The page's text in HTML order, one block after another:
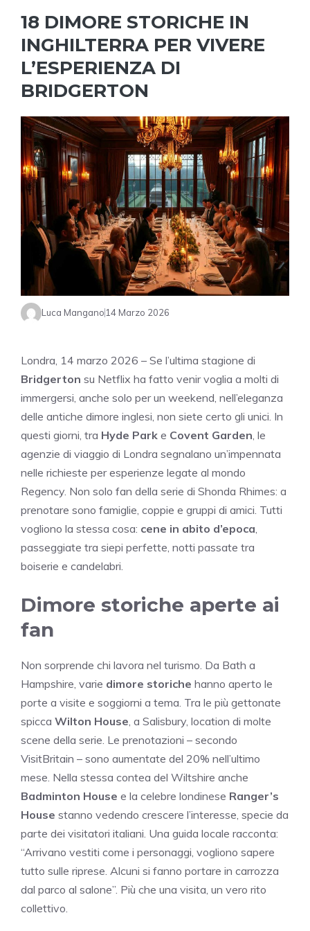
18 DIMORE STORICHE IN
INGHILTERRA PER VIVERE
L’ESPERIENZA DI
BRIDGERTON
Luca Mangano14 Marzo 2026
Londra, 14 marzo 2026 – Se l’ultima stagione di
Bridgerton su Netflix ha fatto venir voglia a molti di
immergersi, anche solo per un weekend, nell’eleganza
delle antiche dimore inglesi, non siete certo gli unici. In
questi giorni, tra Hyde Park e Covent Garden , le
agenzie di viaggio di Londra segnalano un’impennata
nelle richieste per esperienze legate al mondo
Regency. Non solo fan della serie di Shonda Rhimes: a
prenotare sono famiglie, coppie e gruppi di amici. Tutti
vogliono la stessa cosa: cene in abito d’epoca
passeggiate tra siepi perfette, notti passate tra
boiserie e candelabri.
Dimore storiche aperte ai
fan
Non sorprende chi lavora nel turismo. Da Bath a
Hampshire, varie dimore storiche hanno aperto le
porte a visite e soggiorni a tema. Tra le più gettonate
spicca Wilton House , a Salisbury, location di molte
scene della serie. Le prenotazioni – secondo
VisitBritain – sono aumentate del 20% nell’ultimo
mese. Nella stessa contea del Wiltshire anche
Badminton House e la celebre londinese Ranger’s
House stanno vedendo crescere l’interesse, specie da
parte dei visitatori italiani. Una guida locale racconta:
“Arrivano vestiti come i personaggi, vogliono sapere
tutto sulle riprese. Alcuni si fanno portare in carrozza
dal parco al salone”. Più che una visita, un vero rito
collettivo.